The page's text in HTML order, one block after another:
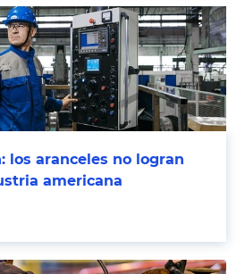
los aranceles no logran
americana